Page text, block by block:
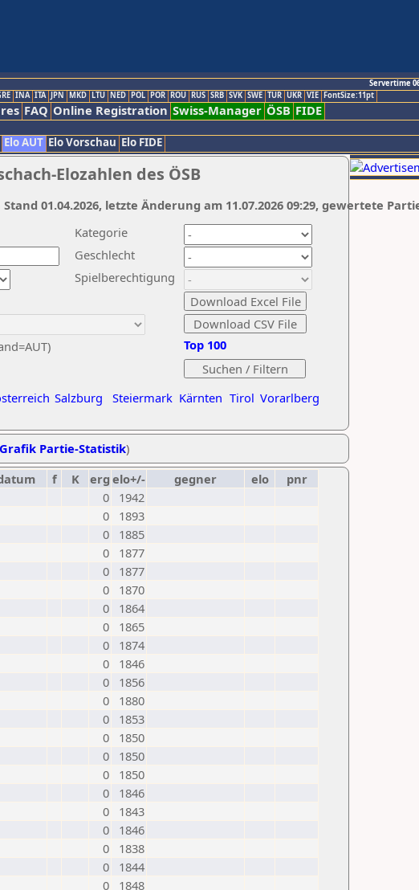
Servertime
INA ITA JPN MKD LTU NED POL POR ROU RUS SRB SVK SWE TUR UKR VIE FontSize:11pt
FAQ Online Registration Swiss-Manager ÖSB FIDE
Elo AUT Elo Vorschau Elo FIDE
Elozahlen des ÖSB
Kategorie
Geschlecht
Spielberechtigung
Salzburg Steiermark Kärnten Tirol Vorarlberg
Top 100
Stand 01.04.2026, letzte Änderung am 11.07.2026 09:29, gewertete
Grafik Partie-Statistik)
f K erg elo+/- gegner elo
pnr
0
1942
0
1893
0
1885
0
1877
0
1877
0
1870
0
1864
0
1865
0
1874
0
1846
0
1856
0
1880
0
1853
0
1850
0
1850
0
1850
0
1846
0
1843
0
1846
0
1838
0
1844
0
1848